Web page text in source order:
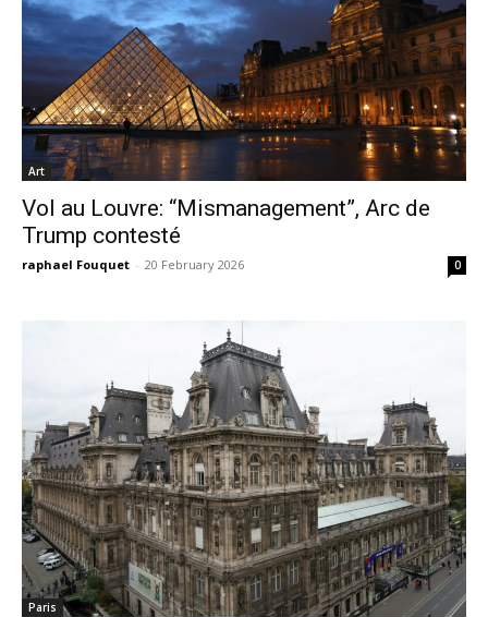
Art
Vol au Louvre: “Mismanagement”, Arc de
Trump contesté
raphael Fouquet - 20 February 2026 0
Paris